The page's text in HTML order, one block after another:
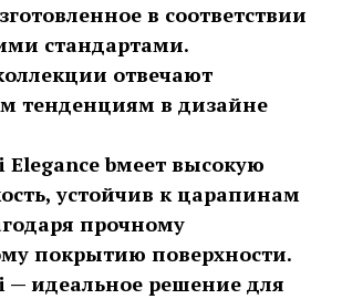
в соответствии
стандартами.
отвечают
тенденциям в дизайне
bмеет высокую
устойчив к царапинам
прочному
покрытию поверхности.
— идеальное решение для